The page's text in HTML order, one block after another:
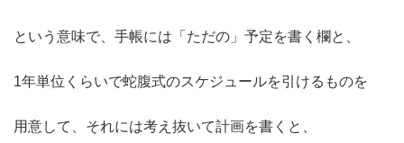
という意味で、手帳には「ただの」予定を書く欄と、
1年単位くらいで蛇腹式のスケジュールを引けるものを
用意して、それには考え抜いて計画を書くと、